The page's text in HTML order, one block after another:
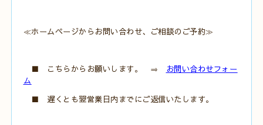
≪ホームページからお問い合わせ、ご相談のご予約≫
■ こちらからお願いします。 ⇒
お問い合わせフォー
ム
■ 遅くとも翌営業日内までにご返信いたします。